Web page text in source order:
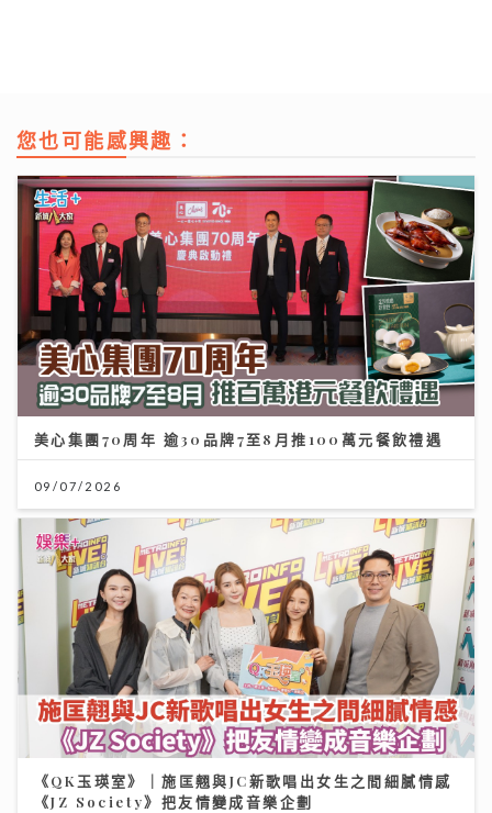
您也可能感興趣：
美心集團70周年 逾30品牌7至8月推100萬元餐飲禮遇
09/07/2026
《QK玉瑛室》｜施匡翹與JC新歌唱出女生之間細膩情感
《JZ Society》把友情變成音樂企劃